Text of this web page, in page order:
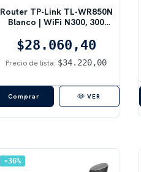
Router TP-Link TL-WR850N
Blanco | WiFi N300, 300
$28.060,40
Precio de lista: $34.220,00
VER
36%